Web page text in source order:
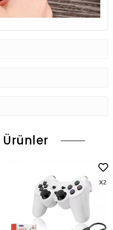
Ürünler